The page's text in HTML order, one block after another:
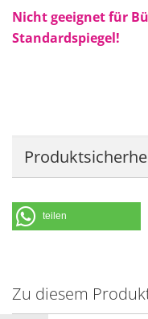
Nicht geeignet für
Standardspiegel!
teilen
Zu diesem